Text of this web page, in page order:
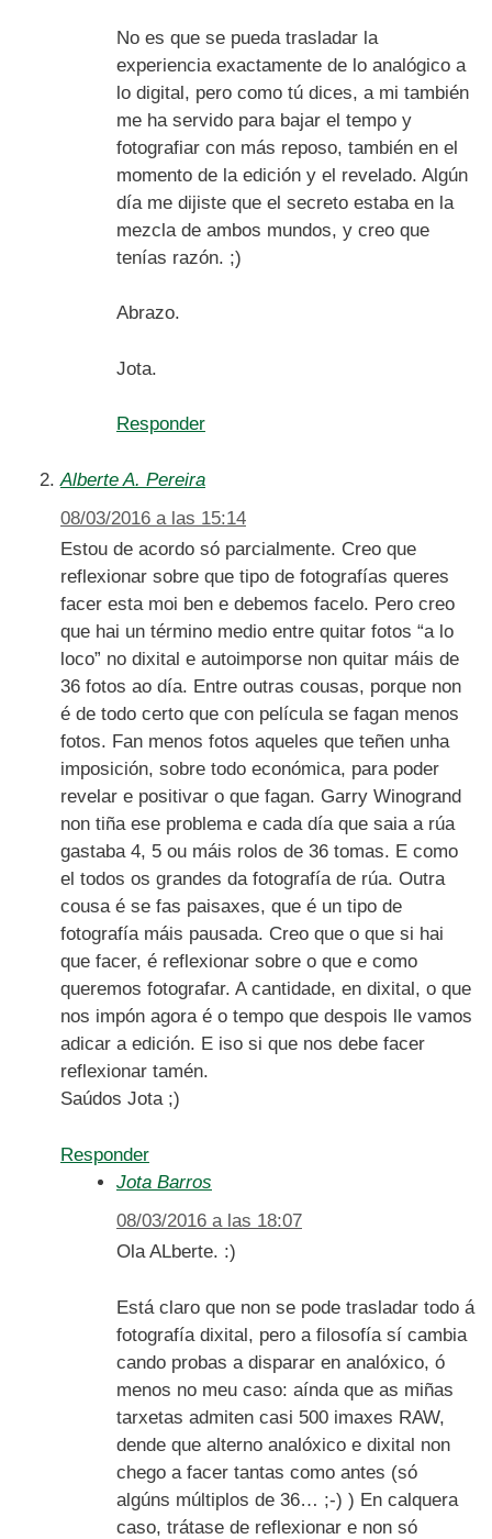
No es que se pueda trasladar la
experiencia exactamente de lo analógico a
lo digital, pero como tú dices, a mi también
me ha servido para bajar el tempo y
fotografiar con más reposo, también en el
momento de la edición y el revelado. Algún
día me dijiste que el secreto estaba en la
mezcla de ambos mundos, y creo que
tenías razón. ;)
Abrazo.
Jota.
Responder
Alberte A. Pereira
08/03/2016 a las 15:14
Estou de acordo só parcialmente. Creo que
reflexionar sobre que tipo de fotografías queres
facer esta moi ben e debemos facelo. Pero creo
que hai un término medio entre quitar fotos “a lo
loco” no dixital e autoimporse non quitar máis de
36 fotos ao día. Entre outras cousas, porque non
é de todo certo que con película se fagan menos
fotos. Fan menos fotos aqueles que teñen unha
imposición, sobre todo económica, para poder
revelar e positivar o que fagan. Garry Winogrand
non tiña ese problema e cada día que saia a rúa
gastaba 4, 5 ou máis rolos de 36 tomas. E como
el todos os grandes da fotografía de rúa. Outra
cousa é se fas paisaxes, que é un tipo de
fotografía máis pausada. Creo que o que si hai
que facer, é reflexionar sobre o que e como
queremos fotografar. A cantidade, en dixital, o que
nos impón agora é o tempo que despois lle vamos
adicar a edición. E iso si que nos debe facer
reflexionar tamén.
Saúdos Jota ;)
Responder
Jota Barros
08/03/2016 a las 18:07
Ola ALberte. :)
Está claro que non se pode trasladar todo á
fotografía dixital, pero a filosofía sí cambia
cando probas a disparar en analóxico, ó
menos no meu caso: aínda que as miñas
tarxetas admiten casi 500 imaxes RAW,
dende que alterno analóxico e dixital non
chego a facer tantas como antes (só
algúns múltiplos de 36… ;-) ) En calquera
caso, trátase de reflexionar e non só